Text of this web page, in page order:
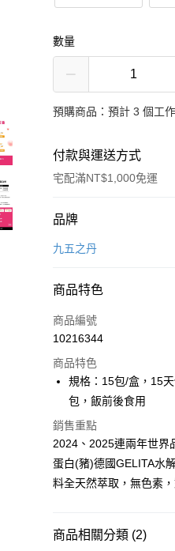
數量
預購商品：預計 3 個工
付款與運送方式
宅配滿NT$1,000免運
付款方式
信用卡一次付款
街口支付
悠遊付
Google Pay
全盈+PAY
大哥付你分期
相關說明
【大哥付你分期使用說明】
流程，驗證手機門號後，
完成交易。
【關於「AFTEE先享後付」
ATM付款
品牌
九五之丹
商品特色
商品編號
10216344
商品特色
規格：15包/盒，15
包，飯前後食用
銷售重點
2024、2025連兩年世界
蛋白(豬)德國GELITA水
料全天然萃取，無色素
商品相關分類 (2)